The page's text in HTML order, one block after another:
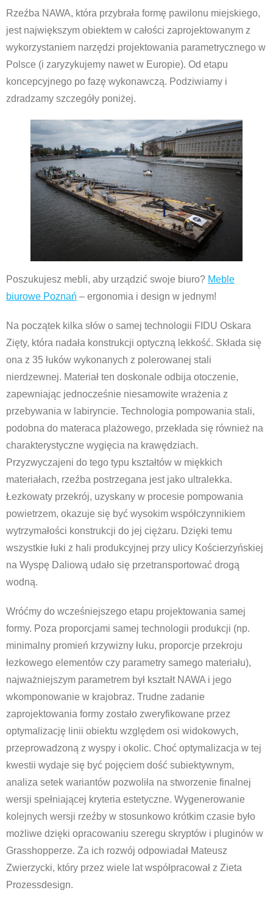
Rzeźba NAWA, która przybrała formę pawilonu miejskiego,
jest największym obiektem w całości zaprojektowanym z
wykorzystaniem narzędzi projektowania parametrycznego w
Polsce (i zaryzykujemy nawet w Europie). Od etapu
koncepcyjnego po fazę wykonawczą. Podziwiamy i
zdradzamy szczegóły poniżej.
Poszukujesz mebli, aby urządzić swoje biuro? Meble
biurowe Poznań – ergonomia i design w jednym!
Na początek kilka słów o samej technologii FIDU Oskara
Zięty, która nadała konstrukcji optyczną lekkość. Składa się
ona z 35 łuków wykonanych z polerowanej stali
nierdzewnej. Materiał ten doskonale odbija otoczenie,
zapewniając jednocześnie niesamowite wrażenia z
przebywania w labiryncie. Technologia pompowania stali,
podobna do materaca plażowego, przekłada się również na
charakterystyczne wygięcia na krawędziach.
Przyzwyczajeni do tego typu kształtów w miękkich
materiałach, rzeźba postrzegana jest jako ultralekka.
Łezkowaty przekrój, uzyskany w procesie pompowania
powietrzem, okazuje się być wysokim współczynnikiem
wytrzymałości konstrukcji do jej ciężaru. Dzięki temu
wszystkie łuki z hali produkcyjnej przy ulicy Kościerzyńskiej
na Wyspę Daliową udało się przetransportować drogą
wodną.
Wróćmy do wcześniejszego etapu projektowania samej
formy. Poza proporcjami samej technologii produkcji (np.
minimalny promień krzywizny łuku, proporcje przekroju
łezkowego elementów czy parametry samego materiału),
najważniejszym parametrem był kształt NAWA i jego
wkomponowanie w krajobraz. Trudne zadanie
zaprojektowania formy zostało zweryfikowane przez
optymalizację linii obiektu względem osi widokowych,
przeprowadzoną z wyspy i okolic. Choć optymalizacja w tej
kwestii wydaje się być pojęciem dość subiektywnym,
analiza setek wariantów pozwoliła na stworzenie finalnej
wersji spełniającej kryteria estetyczne. Wygenerowanie
kolejnych wersji rzeźby w stosunkowo krótkim czasie było
możliwe dzięki opracowaniu szeregu skryptów i pluginów w
Grasshopperze. Za ich rozwój odpowiadał Mateusz
Zwierzycki, który przez wiele lat współpracował z Zieta
Prozessdesign.